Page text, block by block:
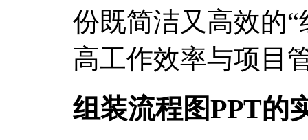
份既简洁又高效的
高工作效率与项目
组装流程图PPT的